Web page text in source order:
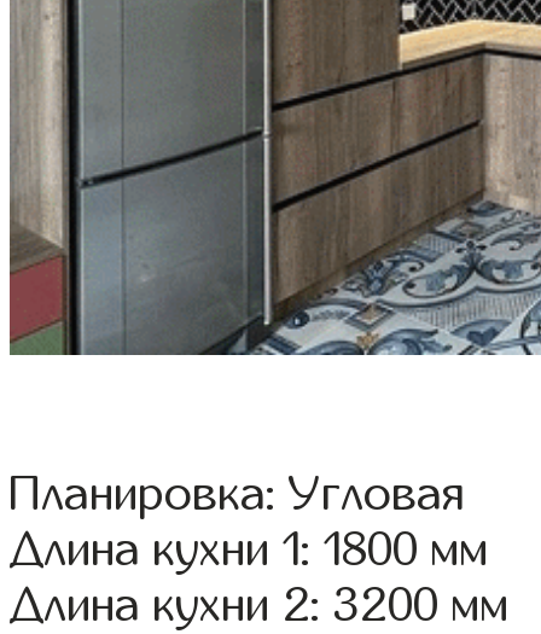
Планировка: Угловая
Длина кухни 1: 1800 мм
Длина кухни 2: 3200 мм